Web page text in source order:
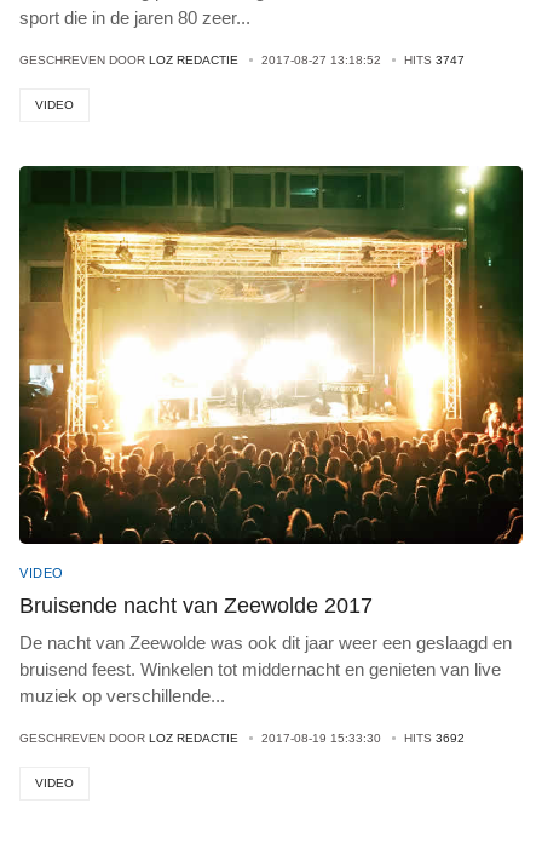
sport die in de jaren 80 zeer...
GESCHREVEN DOOR LOZ REDACTIE 2017-08-27 13:18:52 HITS 3747
VIDEO
VIDEO
Bruisende nacht van Zeewolde 2017
De nacht van Zeewolde was ook dit jaar weer een geslaagd en
bruisend feest. Winkelen tot middernacht en genieten van live
muziek op verschillende...
GESCHREVEN DOOR LOZ REDACTIE 2017-08-19 15:33:30 HITS 3692
VIDEO